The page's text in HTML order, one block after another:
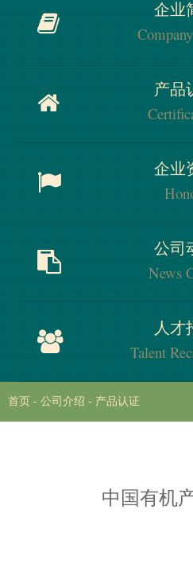
企业
Company profile
产品
Certifications
企业
企业资料
Honors
公司
News
公司动态
News Center
人才
Talent
人才招聘
Process
首页 - 公司介绍 - 产品认证
中国有机